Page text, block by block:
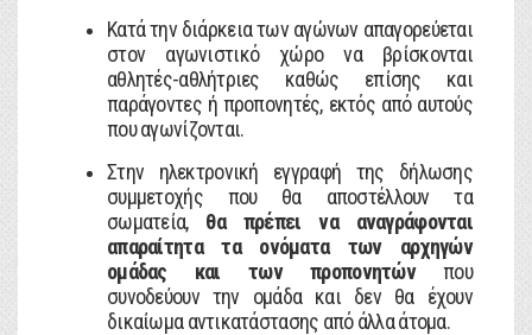
Κατά την διάρκεια των αγώνων απαγορεύεται
στον αγωνιστικό χώρο να βρίσκονται
αθλητές-αθλήτριες καθώς επίσης και
παράγοντες ή προπονητές, εκτός από αυτούς
που αγωνίζονται.
Στην ηλεκτρονική εγγραφή της δήλωσης
συμμετοχής που θα αποστέλλουν τα
σωματεία, θα πρέπει να αναγράφονται
απαραίτητα τα ονόματα των αρχηγών
ομάδας και των προπονητώνπου
συνοδεύουν την ομάδα και δεν θα έχουν
δικαίωμα αντικατάστασης από άλλα άτομα.